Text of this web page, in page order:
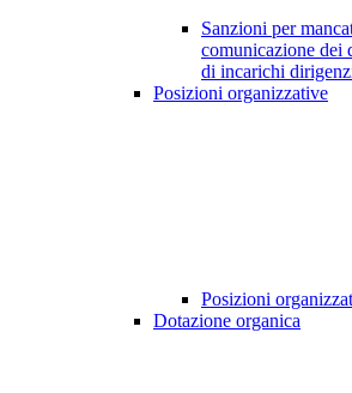
Sanzioni per
comunicazione dei
di incarichi
Posizioni organizzative
Posizioni
Dotazione organica